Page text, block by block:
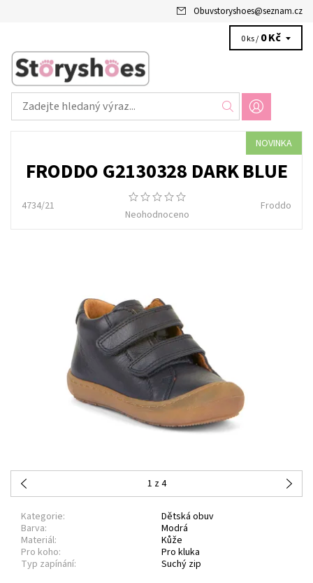
Obuvstoryshoes@seznam.cz
0 ks / 0 Kč
NOVINKA
FRODDO G2130328 DARK BLUE
4734/21
Neohodnoceno
Froddo
1 z 4
Kategorie:
Dětská obuv
Barva:
Modrá
Materiál:
Kůže
Pro koho:
Pro kluka
Typ zapínání:
Suchý zip